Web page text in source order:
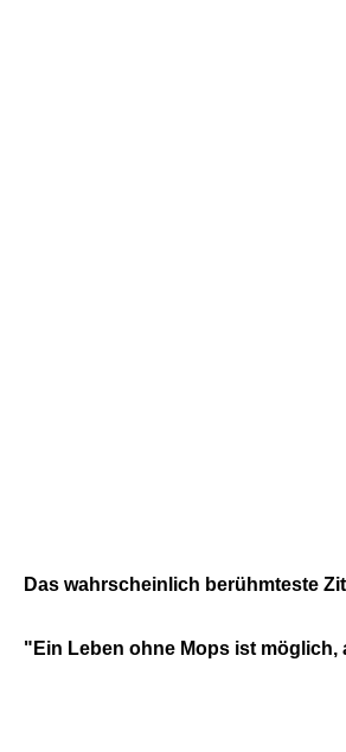
Das wahrscheinlich berühmteste
"Ein Leben ohne Mops ist möglich,